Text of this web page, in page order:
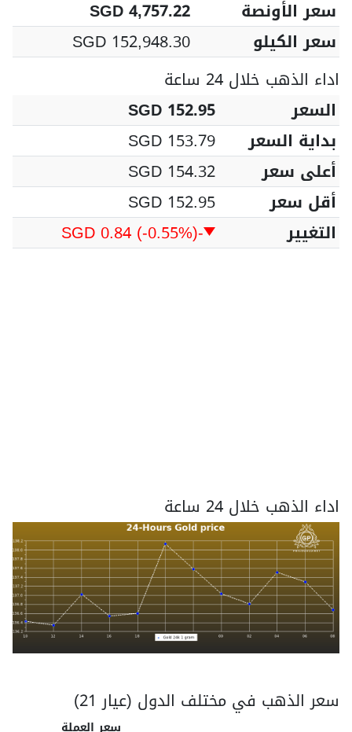
سعر الأونصة
SGD 4,757.22
سعر الكيلو
SGD 152,948.30
اداء الذهب خلال 24 ساعة
السعر
SGD 152.95
بداية السعر
SGD 153.79
أعلى سعر
SGD 154.32
أقل سعر
SGD 152.95
التغيير
-SGD 0.84
(-0.55%)
اداء الذهب خلال 24 ساعة
سعر الذهب في مختلف الدول (عيار 21)
سعر العملة